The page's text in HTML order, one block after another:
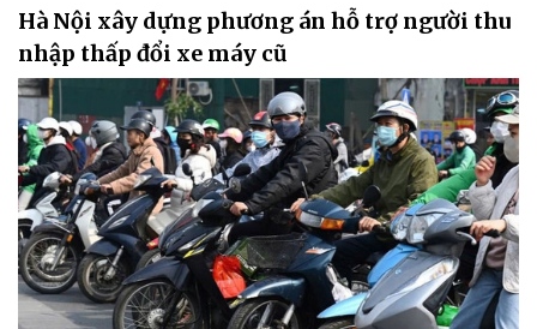
Hà Nội xây dựng phương án hỗ trợ người thu
nhập thấp đổi xe máy cũ